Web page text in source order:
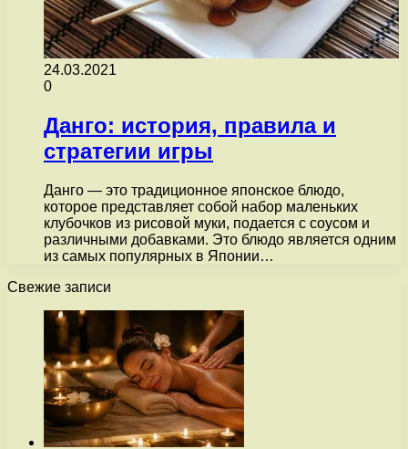
24.03.2021
0
Данго: история, правила и
стратегии игры
Данго — это традиционное японское блюдо,
которое представляет собой набор маленьких
клубочков из рисовой муки, подается с соусом и
различными добавками. Это блюдо является одним
из самых популярных в Японии…
Свежие записи